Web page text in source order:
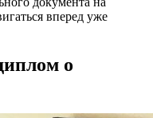
вперед уже
о